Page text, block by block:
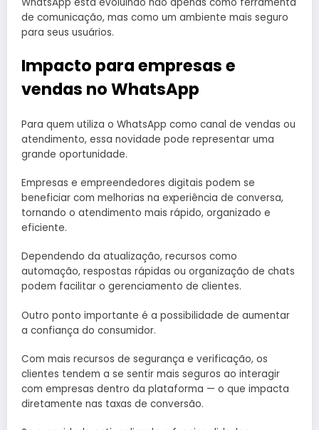
WhatsApp está evoluindo não apenas como ferramenta
de comunicação, mas como um ambiente mais seguro
para seus usuários.
Impacto para empresas e
vendas no WhatsApp
Para quem utiliza o WhatsApp como canal de vendas ou
atendimento, essa novidade pode representar uma
grande oportunidade.
Empresas e empreendedores digitais podem se
beneficiar com melhorias na experiência de conversa,
tornando o atendimento mais rápido, organizado e
eficiente.
Dependendo da atualização, recursos como
automação, respostas rápidas ou organização de chats
podem facilitar o gerenciamento de clientes.
Outro ponto importante é a possibilidade de aumentar
a confiança do consumidor.
Com mais recursos de segurança e verificação, os
clientes tendem a se sentir mais seguros ao interagir
com empresas dentro da plataforma — o que impacta
diretamente nas taxas de conversão.